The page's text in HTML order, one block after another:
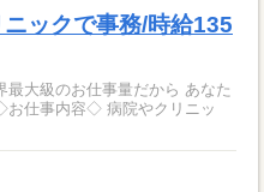
ックで事務/時給135
最大級のお仕事量だから あなた